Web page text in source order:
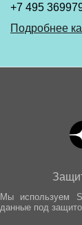
+7 495
Подробнее
Мы используем
данные под